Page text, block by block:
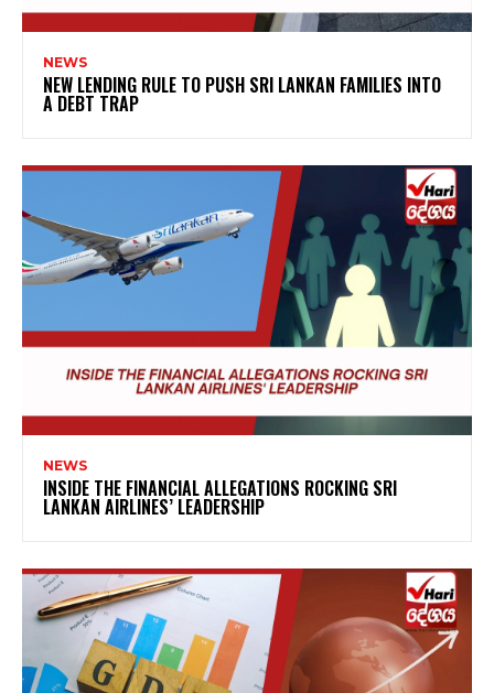
NEWS
NEW LENDING RULE TO PUSH SRI LANKAN FAMILIES INTO
A DEBT TRAP
NEWS
INSIDE THE FINANCIAL ALLEGATIONS ROCKING SRI
LANKAN AIRLINES’ LEADERSHIP